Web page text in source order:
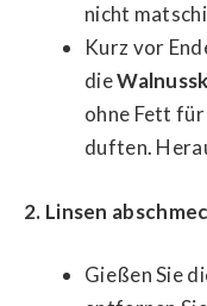
nicht
Kurz vor
die
ohne Fett
duften.
2. Linsen
Gießen Sie